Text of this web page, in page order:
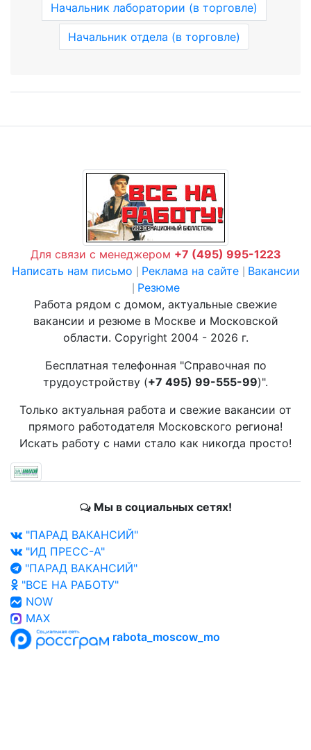
Начальник лаборатории (в торговле)
Начальник отдела (в торговле)
Для связи с менеджером +7 (495) 995-1223
Написать нам письмо
Реклама на сайте Вакансии
Резюме
Работа рядом с домом, актуальные свежие
вакансии и резюме в Москве и Московской
области. Copyright 2004 - 2026 г.
Бесплатная телефонная "Справочная по
трудоустройству (+7 495) 99-555-99)".
Только актуальная работа и свежие вакансии от
прямого работодателя Московского региона!
Искать работу с нами стало как никогда просто!
Мы в социальных сетях!
"ПАРАД ВАКАНСИЙ"
"ИД ПРЕСС-А"
"ПАРАД ВАКАНСИЙ"
"ВСЕ НА РАБОТУ"
NOW
MAX
rabota_moscow_mo